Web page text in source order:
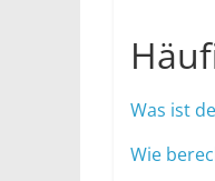
Was ist
Wie